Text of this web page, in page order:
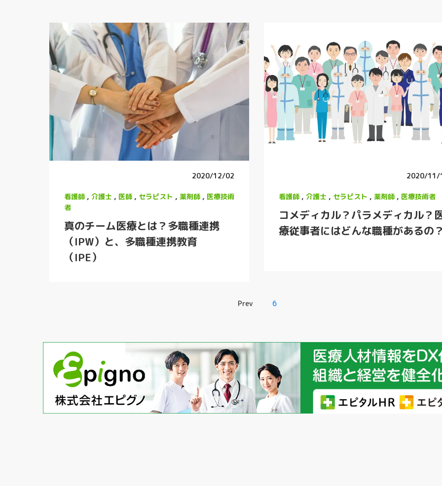
2020/12/02
看護師 , 介護士 , 医師 , セラピスト , 薬剤師 , 医療技術
者
真のチーム医療とは？多職種連携
（IPW）と、多職種連携教育
（IPE）
2020/11/
看護師, 介護士 , セラピスト , 薬剤師, 医療技術者
コメディカル？パラメディカル？
療従事者にはどんな職種があるの
Prev 6